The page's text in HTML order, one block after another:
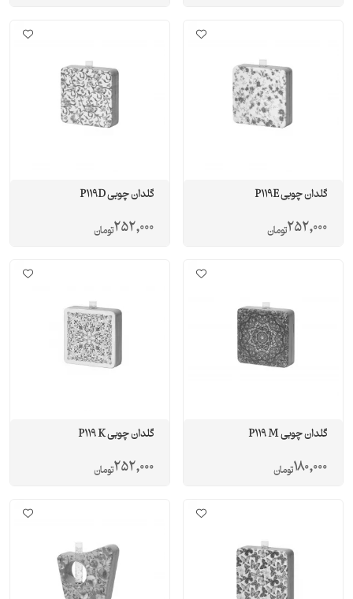
گلدان چوبی P119E
252,000تومان
گلدان چوبی P119D
252,000تومان
گلدان چوبی P119 M
180,000تومان
گلدان چوبی P119 K
252,000تومان